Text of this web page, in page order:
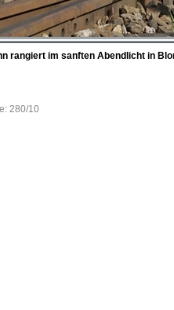
rangiert im sanften Abendlicht in
280/10